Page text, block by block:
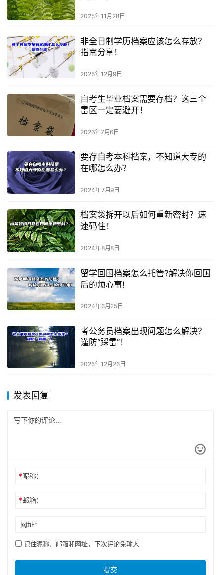
2025年11月28日
非全日制学历档案应该怎么存放？
指南分享！
2025年12月9日
自考生毕业档案需要存档？这三个
雷区一定要避开！
2026年7月6日
要存自考本科档案，不知道大专的
在哪怎么办？
2024年7月9日
档案袋拆开以后如何重新密封？速
速码住！
2024年8月8日
留学回国档案怎么托管?解决你回国
后的烦心事!
2024年6月25日
考公务员档案出现问题怎么解决？
谨防“踩雷”！
2025年12月26日
发表回复
*昵称：
*邮箱：
网址：
记住昵称、邮箱和网址，下次评论免输入
提交